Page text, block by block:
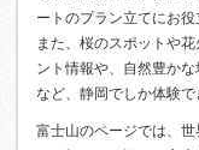
ートのプラン立てにお役
また、桜のスポットや
ント情報や、自然豊か
など、静岡でしか体験で
富士山のページでは、